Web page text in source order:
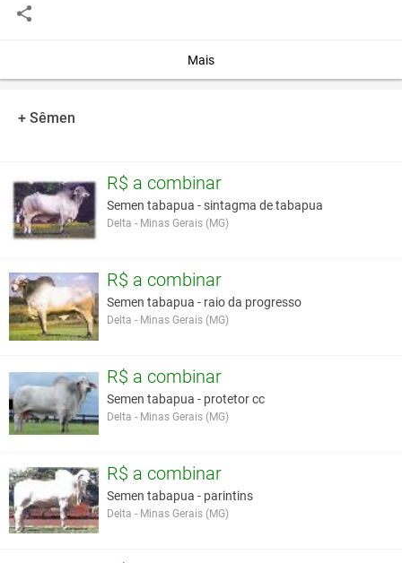
em Uberaba 1998.
Perímetro Torácico:
Altura Posterior:
157
Circunferência
Escrotal:
49
ESCARAVELHO
MAMA DE
TAB.
FAROFEIRO DE TAB.
DE TAB.
ABIEIRA DE TAB.
LATINO
SIBILINO
REALIZADOR DE TAB
ACARINO DE
Mais
+ Sêmen
R$ a combinar
Semen tabapua - sintagma de tabapua
Delta - Minas Gerais (MG)
R$ a combinar
Semen tabapua - raio da progresso
Delta - Minas Gerais (MG)
R$ a combinar
Semen tabapua - protetor cc
Delta - Minas Gerais (MG)
R$ a combinar
Semen tabapua - parintins
Delta - Minas Gerais (MG)